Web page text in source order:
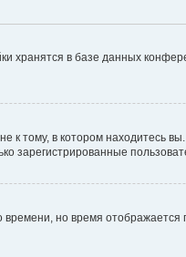
хранятся в базе данных
тому, в котором находитесь
зарегистрированные
времени, но время